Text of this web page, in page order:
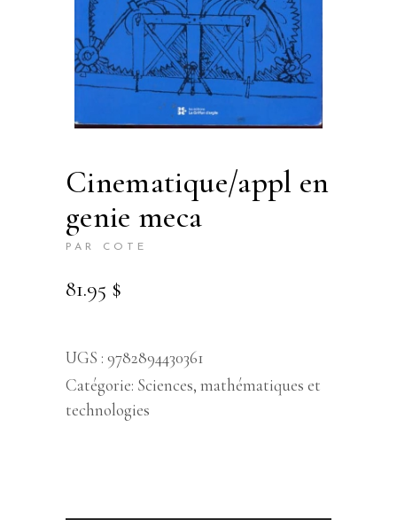
cinematique/appl en
genie meca
PAR COTE
81.95 $
UGS : 9782894430361
Catégorie: Sciences, mathématiques et
technologies